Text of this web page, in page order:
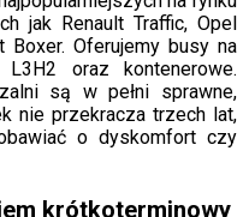
jak Renault Traffic, Opel
Boxer. Oferujemy busy na
oraz kontenerowe.
są w pełni sprawne,
nie przekracza trzech lat,
o dyskomfort czy
krótkoterminowy